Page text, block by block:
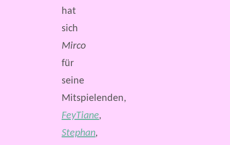
hat
sich
Mirco
für
seine
Mitspielenden,
FeyTiane,
Stephan,